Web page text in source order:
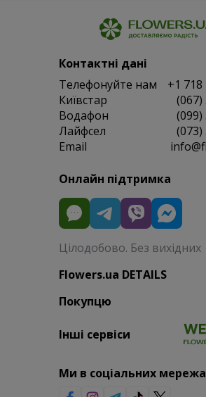
Контактні дані
Телефонуйте нам
+1 718
Київстар
(067)
Водафон
(099)
Лайфсел
(073)
Email
Онлайн підтримка
Цілодобово. Без вихідних
Flowers.ua DETAILS
Покупцю
Інші сервіси
Ми в соціальних